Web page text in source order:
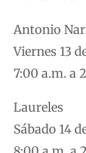
Antonio
Viernes 13
7:00 a.m. a
Laureles
Sábado 14
8:00 a.m. a